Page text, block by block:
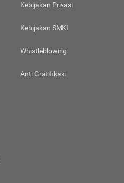
Kebijakan Privasi
Kebijakan SMKI
Whistleblowing
Anti Gratifikasi